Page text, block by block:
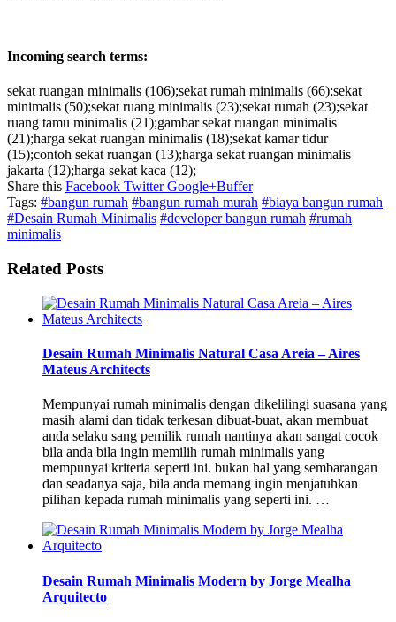
Incoming search terms:
sekat ruangan minimalis (106);sekat rumah minimalis (66);sekat
minimalis (50);sekat ruang minimalis (23);sekat rumah (23);sekat
ruang tamu minimalis (21);gambar sekat ruangan minimalis
(21);harga sekat ruangan minimalis (18);sekat kamar tidur
(15);contoh sekat ruangan (13);harga sekat ruangan minimalis
jakarta (12);harga sekat kaca (12);
Share this Facebook TwitterGoogle+Buffer
Tags: #bangun rumah #bangun rumah murah #biaya bangun rumah
#Desain Rumah Minimalis #developer bangun rumah #rumah
minimalis
Related Posts
Desain Rumah Minimalis Natural Casa Areia – Aires
Mateus Architects
Mempunyai rumah minimalis dengan dikelilingi suasana yang
masih alami dan tidak terkesan dibuat-buat, akan membuat
anda selaku sang pemilik rumah nantinya akan sangat cocok
bila anda bila ingin memilih rumah minimalis yang
mempunyai kriteria seperti ini. bukan hal yang sembarangan
dan seadanya saja, bila anda memang ingin menjatuhkan
pilihan kepada rumah minimalis yang seperti ini. …
Desain Rumah Minimalis Modern by Jorge Mealha
Arquitecto